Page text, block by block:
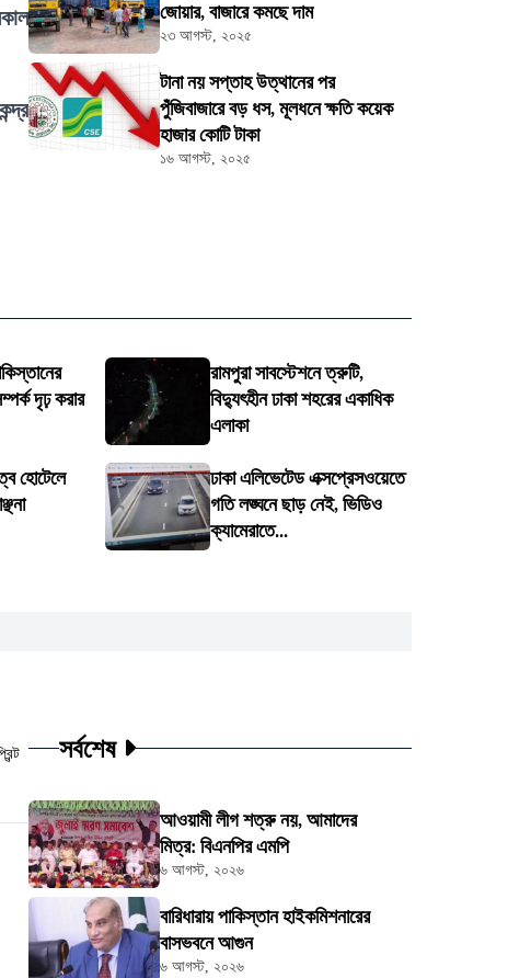
জোয়ার, বাজারে কমছে দাম
২৩ আগস্ট, ২০২৫
টানা নয় সপ্তাহ উত্থানের পর
পুঁজিবাজারে বড় ধস, মূলধনে ক্ষতি কয়েক
হাজার কোটি টাকা
১৬ আগস্ট, ২০২৫
দৃঢ় করার
রামপুরা সাবস্টেশনে ত্রুটি,
বিদ্যুৎহীন ঢাকা শহরের একাধিক
এলাকা
হোটেলে
ঢাকা এলিভেটেড এক্সপ্রেসওয়েতে
গতি লঙ্ঘনে ছাড় নেই, ভিডিও
ক্যামেরাতে...
সর্বশেষ
আওয়ামী লীগ শত্রু নয়, আমাদের
মিত্র: বিএনপির এমপি
৬ আগস্ট, ২০২৬
বারিধারায় পাকিস্তান হাইকমিশনারের
বাসভবনে আগুন
৬ আগস্ট, ২০২৬